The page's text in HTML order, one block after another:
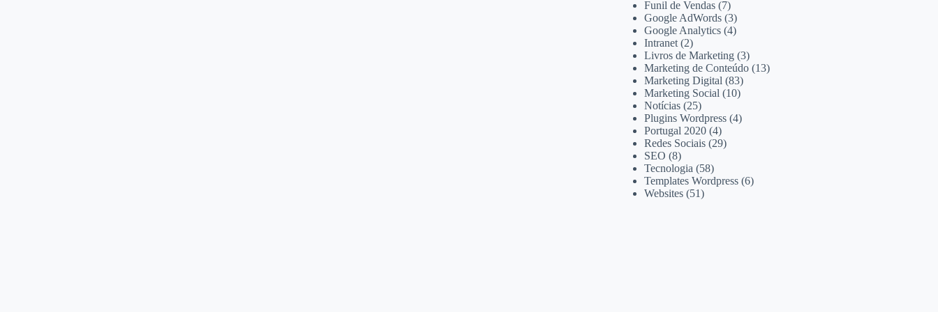
Funil de Vendas (7)
Google AdWords (3)
Google Analytics (4)
Intranet (2)
Livros de Marketing (3)
Marketing de Conteúdo (13)
Marketing Digital (83)
Marketing Social (10)
Notícias (25)
Plugins Wordpress (4)
Portugal 2020 (4)
Redes Sociais (29)
SEO (8)
Tecnologia (58)
Templates Wordpress (6)
Websites (51)